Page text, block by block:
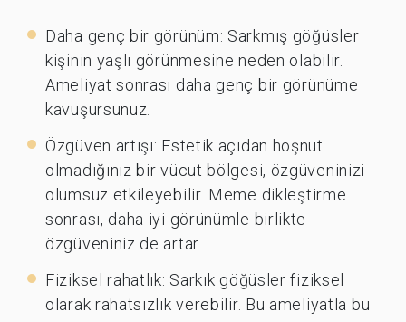
Daha genç bir görünüm: Sarkmış göğüsler
kişinin yaşlı görünmesine neden olabilir.
Ameliyat sonrası daha genç bir görünüme
kavuşursunuz.
Özgüven artışı: Estetik açıdan hoşnut
olmadığınız bir vücut bölgesi, özgüveninizi
olumsuz etkileyebilir. Meme dikleştirme
sonrası, daha iyi görünümle birlikte
özgüveniniz de artar.
Fiziksel rahatlık: Sarkık göğüsler fiziksel
olarak rahatsızlık verebilir. Bu ameliyatla bu